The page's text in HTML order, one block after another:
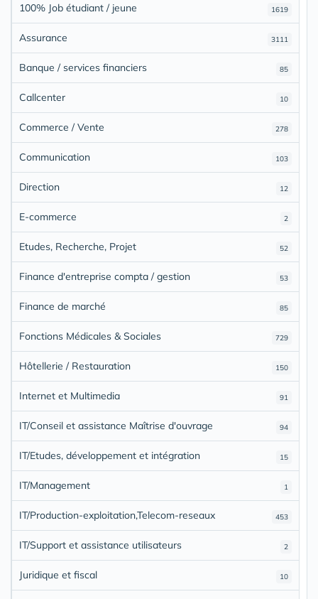
1619
100% Job étudiant / jeune
3111
Assurance
85
Banque / services financiers
10
Callcenter
278
Commerce / Vente
103
Communication
12
Direction
2
E-commerce
52
Etudes, Recherche, Projet
53
Finance d'entreprise compta / gestion
85
Finance de marché
729
Fonctions Médicales & Sociales
150
Hôtellerie / Restauration
91
Internet et Multimedia
94
IT/Conseil et assistance Maîtrise d'ouvrage
15
IT/Etudes, développement et intégration
1
IT/Management
453
IT/Production-exploitation,Telecom-reseaux
2
IT/Support et assistance utilisateurs
10
Juridique et fiscal